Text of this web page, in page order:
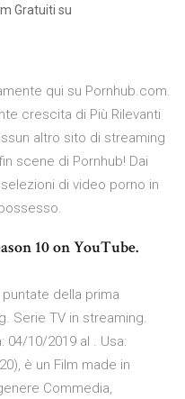
Gratuiti su
qui su Pornhub.com.
crescita di Più Rilevanti
altro sito di streaming
scene di Pornhub! Dai
di video porno in
10 on YouTube.
puntate della prima
Serie TV in streaming.
04/10/2019 al . Usa:
è un Film made in
Commedia,